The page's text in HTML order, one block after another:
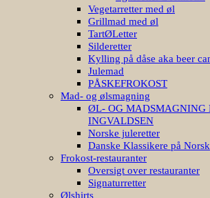
Vegetarretter med øl
Grillmad med øl
TartØLetter
Silderetter
Kylling på dåse aka beer
Julemad
PÅSKEFROKOST
Mad- og ølsmagning
ØL- OG MADSMAGNING
INGVALDSEN
Norske juleretter
Danske Klassikere på Norsk
Frokost-restauranter
Oversigt over restauranter
Signaturretter
Ølshirts